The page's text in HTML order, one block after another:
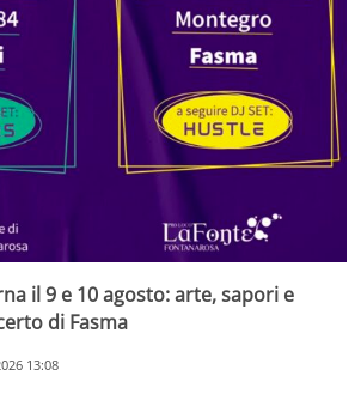
il 9 e 10 agosto: arte, sapori e
di Fasma
13:08